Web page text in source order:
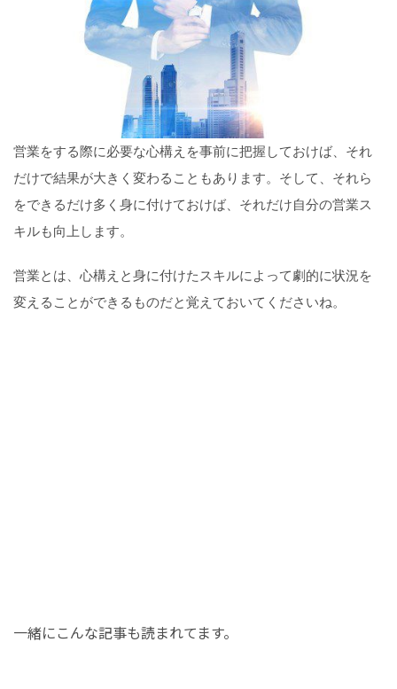
営業をする際に必要な心構えを事前に把握しておけば、それ
だけで結果が大きく変わることもあります。そして、それら
をできるだけ多く身に付けておけば、それだけ自分の営業ス
キルも向上します。
営業とは、心構えと身に付けたスキルによって劇的に状況を
変えることができるものだと覚えておいてくださいね。
一緒にこんな記事も読まれてます。